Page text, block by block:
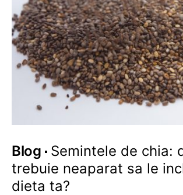
Blog
Semintele de chia:
trebuie neaparat sa le
dieta ta?